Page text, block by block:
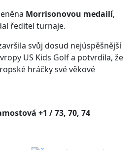
Morrisonovou medailí,
ředitel turnaje.
svůj dosud nejúspěšnější
US Kids Golf a potvrdila, že
hráčky své věkové
+1 / 73, 70, 74